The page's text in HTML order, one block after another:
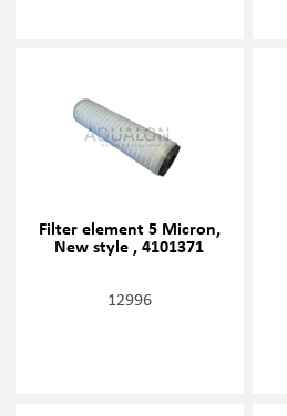
Filter element 5 Micron,
New style , 4101371
12996